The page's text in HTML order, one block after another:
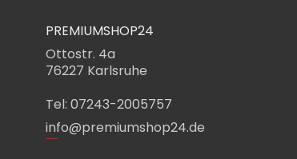
PREMIUMSHOP24
Ottostr. 4a
76227 Karlsruhe
Tel: 07243-2005757
info@premiumshop24.de